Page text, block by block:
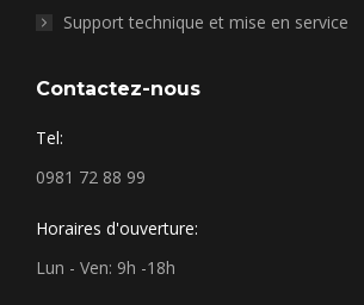
Support technique et mise en service
Contactez-nous
Tel:
0981 72 88 99
Horaires d'ouverture:
Lun - Ven: 9h -18h